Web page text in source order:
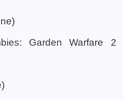
Garden Warfare 2